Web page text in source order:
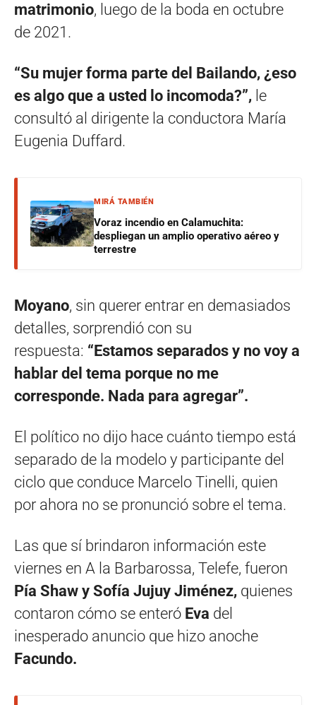
matrimonio, luego de la boda en octubre
de 2021.
“Su mujer forma parte del Bailando, ¿eso
es algo que a usted lo incomoda?”, le
consultó al dirigente la conductora María
Eugenia Duffard.
MIRÁ TAMBIÉN
Voraz incendio en Calamuchita:
despliegan un amplio operativo aéreo y
terrestre
Moyano, sin querer entrar en demasiados
detalles, sorprendió con su
respuesta: “Estamos separados y no voy a
hablar del tema porque no me
corresponde. Nada para agregar”.
El político no dijo hace cuánto tiempo está
separado de la modelo y participante del
ciclo que conduce Marcelo Tinelli, quien
por ahora no se pronunció sobre el tema.
Las que sí brindaron información este
viernes en A la Barbarossa, Telefe, fueron
Pía Shaw y Sofía Jujuy Jiménez, quienes
contaron cómo se enteró Eva del
inesperado anuncio que hizo anoche
Facundo.